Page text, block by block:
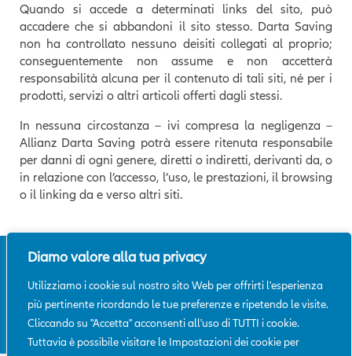
Diamo valore alla tua privacy
Utilizziamo i cookie sul nostro sito Web per offrirti l'esperienza
più pertinente ricordando le tue preferenze e ripetendo le visite.
Cliccando su "Accetta" acconsenti all'uso di TUTTI i cookie.
Tuttavia è possibile visitare le Impostazioni dei cookie per
Quando si accede a determinati links del sito, può
accadere che si abbandoni il sito stesso. Darta Saving
non ha controllato nessuno deisiti collegati al proprio;
conseguentemente non assume e non accetterà
responsabilità alcuna per il contenuto di tali siti, né per i
prodotti, servizi o altri articoli offerti dagli stessi.
In nessuna circostanza – ivi compresa la negligenza –
Allianz Darta Saving potrà essere ritenuta responsabile
per danni di ogni genere, diretti o indiretti, derivanti da, o
in relazione con l’accesso, l’uso, le prestazioni, il browsing
o il linking da e verso altri siti.
Glossario
Note
legali | Privacy | Aiuto | Conflitto
d'interessi | Reclami | SpeakUp@Allianz
© Allianz Darta Saving 2026